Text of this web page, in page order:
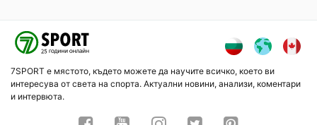
7SPORT е мястото, където можете да научите всичко, което ви
интересува от света на спорта. Актуални новини, анализи, коментари
и интервюта.